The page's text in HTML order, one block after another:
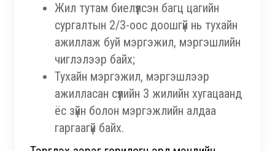
Жил тутам биелүүлсэн багц цагийн
сургалтын 2/3-оос доошгүй нь тухайн
ажиллаж буй мэргэжил, мэргэшлийн
чиглэлээр байх;
Тухайн мэргэжил, мэргэшлээр
ажилласан сүүлийн 3 жилийн хугацаанд
ёс зүйн болон мэргэжлийн алдаа
гаргаагүй байх.